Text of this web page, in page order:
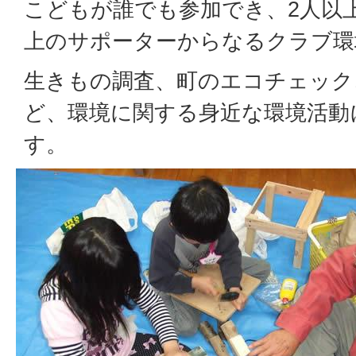
こどもが誰でも参加でき、2人以
上のサポーターからなるクラブ
生きもの調査、町のエコチェッ
ど、環境に関する身近な環境活
す。